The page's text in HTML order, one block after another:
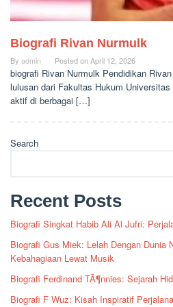
Biografi Rivan Nurmulk
By admin Posted onApril 12, 2026
biografi Rivan Nurmulk Pendidikan
lulusan dari Fakultas Hukum
aktif di berbagai […]
Search
Recent Posts
Biografi Singkat Habib Ali Al Jufri:
Biografi Gus Miek: Lelah Dengan Dunia
Kebahagiaan Lewat Musik
Biografi Ferdinand TÃ¶nnies: Sejarah
Biografi F Wuz: Kisah Inspiratif